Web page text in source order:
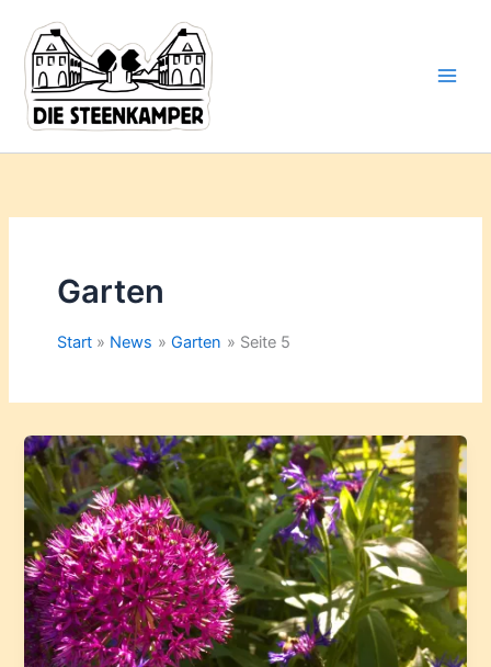
Inhalt
springen
Garten
Start News Garten Seite 5
deine
Mail-
Adresse
ein ...